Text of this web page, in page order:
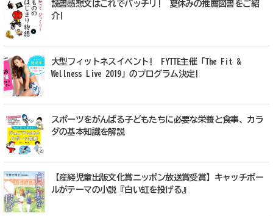
読書感想文はこれでバッチリ! 夏休みの推薦図書をご紹
介!
大型フィットネスイベント! FYTTE主催「The Fit &
Wellness Live 2019」のプログラム決定!
スポーツをがんばる子どもたちに必要な栄養と食事、カラ
ダの基本知識を解説
【産経児童出版文化賞ニッポン放送賞受賞】キャッチボー
ルがテーマの小説『白い虹を投げる』